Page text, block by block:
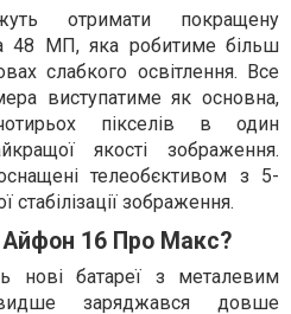
отримати покращену
48 МП, яка робитиме більш
слабкого освітлення. Все
виступатиме як основна,
пікселів в один
якості зображення.
телеобєктивом з 5-
зображення.
16 Про Макс?
нові батареї з металевим
заряджався довше